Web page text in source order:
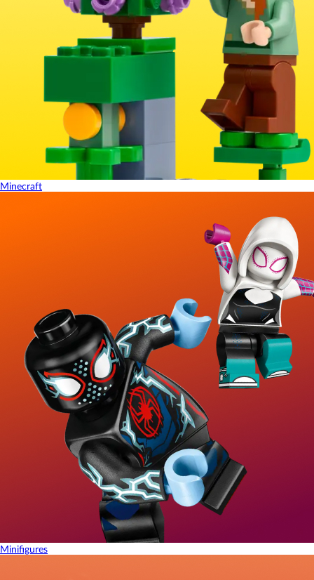
Minecraft
Minifigures